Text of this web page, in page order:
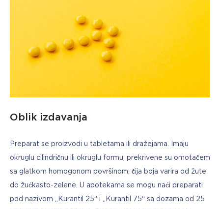
Oblik izdavanja
Preparat se proizvodi u tabletama ili dražejama. Imaju
okruglu cilindričnu ili okruglu formu, prekrivene su omotačem
sa glatkom homogonom površinom, čija boja varira od žute
do žućkasto-zelene. U apotekama se mogu naći preparati
pod nazivom „Kurantil 25“ i „Kurantil 75“ sa dozama od 25